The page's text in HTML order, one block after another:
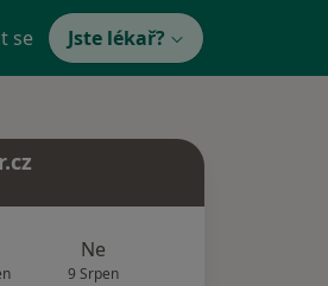
se Jste lékař?
Ne
9 Srpen